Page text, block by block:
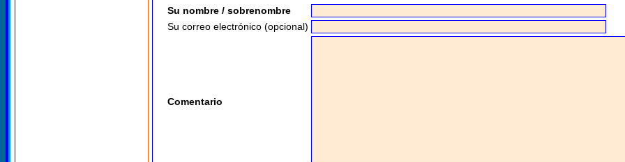
Su nombre / sobrenombre
Su correo electrónico (opcional)
Comentario